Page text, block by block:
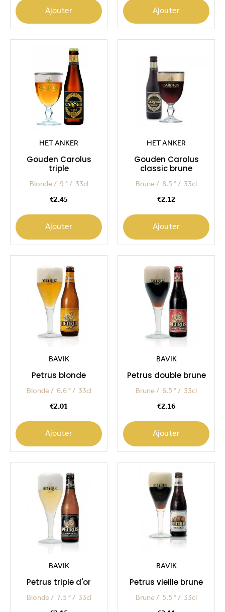
Ajouter Ajouter
HET ANKER
Gouden Carolus
triple
Blonde 9 ° 33cl
€2.45
Ajouter
HET ANKER
Gouden Carolus
classic brune
Brune 8.5 ° 33cl
€2.12
Ajouter
BAVIK
Petrus blonde
Blonde 6.6 ° 33cl
€2.01
Ajouter
BAVIK
Petrus double brune
Brune 6.5 ° 33cl
€2.16
Ajouter
BAVIK
Petrus triple d'or
Blonde 7.5 ° 33cl
BAVIK
Petrus vieille brune
Brune 5.5 ° 33cl